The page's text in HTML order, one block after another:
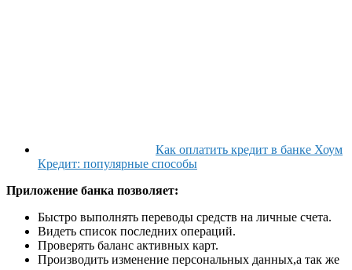
Как оплатить кредит в банке Хоум
Кредит: популярные способы
Приложение банка позволяет:
Быстро выполнять переводы средств на личные счета.
Видеть список последних операций.
Проверять баланс активных карт.
Производить изменение персональных данных,а так же